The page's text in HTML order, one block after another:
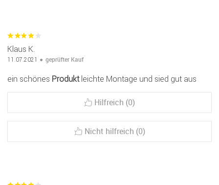
Klaus K.
11.07.2021 geprüfter Kauf
ein schönes Produktleichte Montage und sied gut aus
Hilfreich (0)
Nicht hilfreich (0)